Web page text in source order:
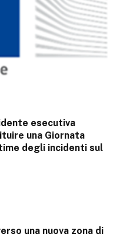
esecutiva
una Giornata
degli incidenti sul
una nuova zona di